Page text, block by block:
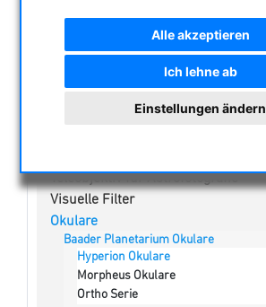
Alle akzeptieren
Ich lehne ab
Einstellungen ändern
FERNGLÄSER, SPEKTIVE
TELESKOPE
MONTIERUNGEN & STATIVE
CMOS & CCD KAMERAS
Visuelle Filter
Okulare
Baader Planetarium Okulare
Hyperion Okulare
Morpheus Okulare
Ortho Serie